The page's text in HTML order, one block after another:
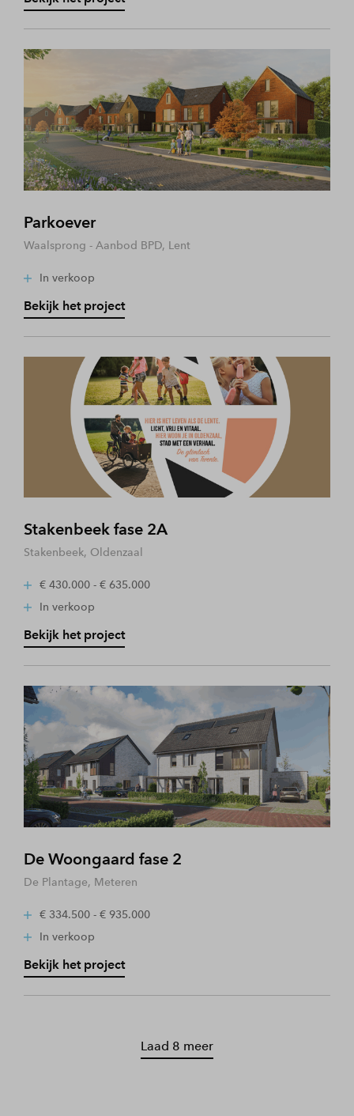
Parkoever
Waalsprong - Aanbod BPD, Lent
In verkoop
Bekijk het project
Stakenbeek fase 2A
Stakenbeek, Oldenzaal
€ 430.000 - € 635.000
In verkoop
Bekijk het project
De Woongaard fase 2
De Plantage, Meteren
€ 334.500 - € 935.000
In verkoop
Bekijk het project
Laad 8 meer